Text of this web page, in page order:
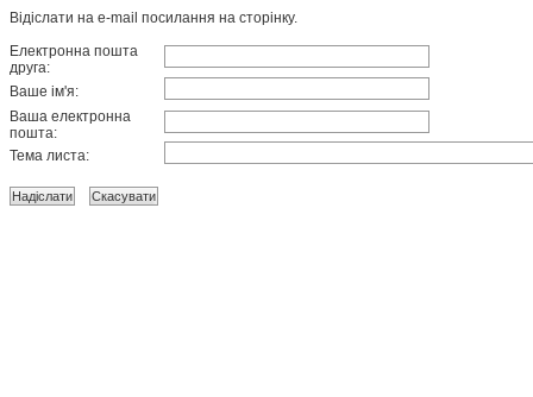
Відіслати на e-mail посилання на сторінку.
Електронна пошта
друга:
Ваше ім'я:
Ваша електронна
пошта:
Тема листа: